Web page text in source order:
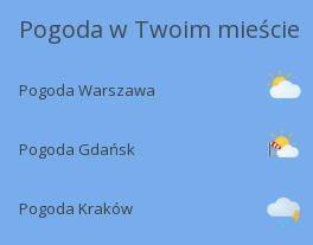
Pogoda w Twoim mieście
Pogoda Warszawa
Pogoda Gdańsk
Pogoda Kraków